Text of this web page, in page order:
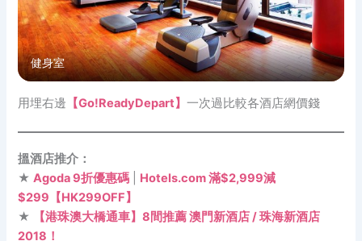
健身室
用埋右邊 【Go!ReadyDepart】一次過比較各酒店網價錢
搵酒店推介：
★Agoda 9折優惠碼
Hotels.com 滿$2,999減
$299【HK299OFF】
★
【港珠澳大橋通車】8間推薦 澳門新酒店 / 珠海新酒店
2018！